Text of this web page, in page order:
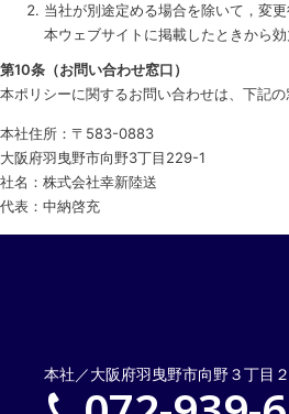
当社が別途定める場合を除いて，変
本ウェブサイトに掲載したときから効
第10条（お問い合わせ窓口）
本ポリシーに関するお問い合わせは、下記の
本社住所：〒583-0883
大阪府羽曳野市向野3丁目229-1
社名：株式会社幸新陸送
代表：中納啓充
本社／大阪府羽曳野市向野３丁目２